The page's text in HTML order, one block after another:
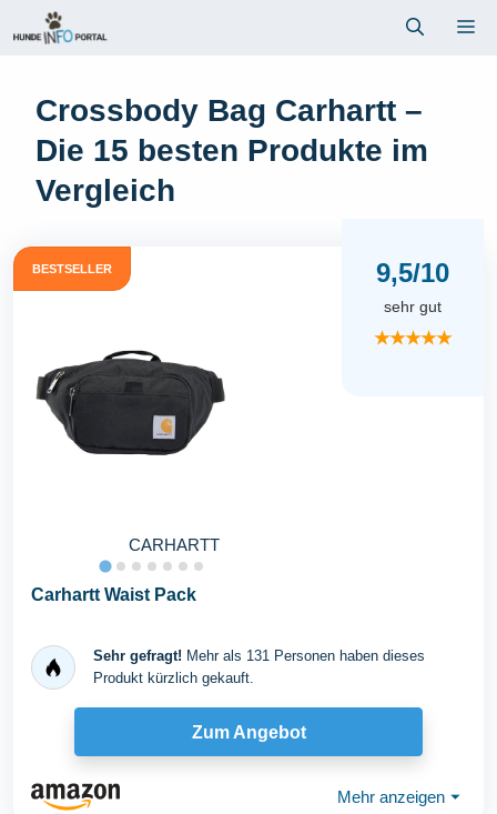
Inhalt
Crossbody Bag Carhartt –
Die 15 besten Produkte im
Vergleich
BESTSELLER
CARHARTT
9,5/10
sehr gut
★★★★★
Carhartt Waist Pack
Sehr gefragt! Mehr als 131 Personen haben dieses
Produkt kürzlich gekauft.
Zum Angebot
Mehr anzeigen ⏷